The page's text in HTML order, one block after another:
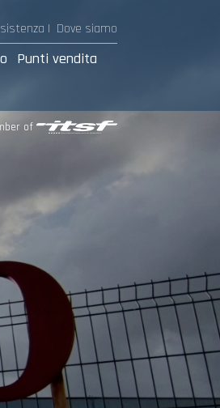
| Dove siamo
Punti vendita
of